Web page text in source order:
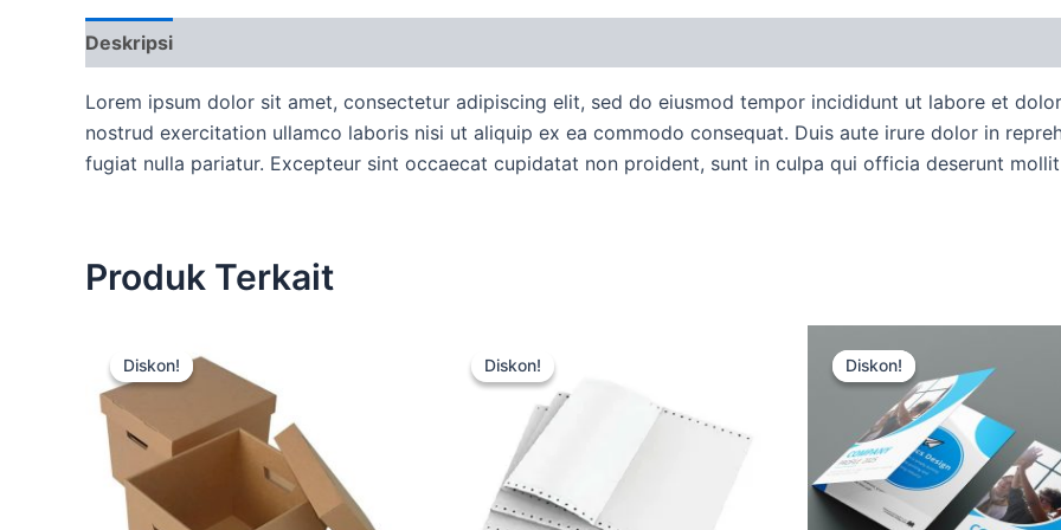
Deskripsi
Lorem ipsum dolor sit amet, consectetur adipiscing elit, sed do eiusmod tempor incididunt ut labore et
nostrud exercitation ullamco laboris nisi ut aliquip ex ea commodo consequat. Duis aute irure dolor in
fugiat nulla pariatur. Excepteur sint occaecat cupidatat non proident, sunt in culpa qui officia deserunt
Produk Terkait
Diskon!
Diskon!
aslinya
adalah:
ini
adalah:
Rp12.500.
Diskon!
Diskon!
aslinya
adalah:
Rp15.000.
Rp12.500.
Diskon!
Diskon!
aslinya
adalah:
Rp15.000.
ini
adalah:
Rp12.500.